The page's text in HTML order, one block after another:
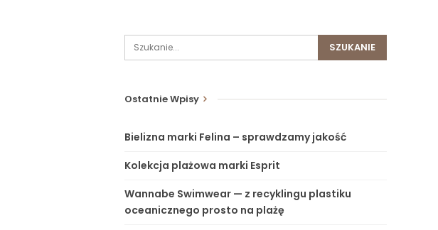
Ostatnie Wpisy
Bielizna marki Felina – sprawdzamy jakość
Kolekcja plażowa marki Esprit
Wannabe Swimwear — z recyklingu plastiku
oceanicznego prosto na plażę